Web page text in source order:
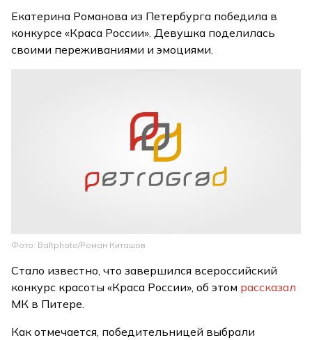
Екатерина Романова из Петербурга победила в
конкурсе «Краса России». Девушка поделилась
своими переживаниями и эмоциями.
Фото: Baltphoto/Роман Киташов
Стало известно, что завершился всероссийский
конкурс красоты «Краса России», об этом рассказал
МК в Питере.
Как отмечается, победительницей выбрали